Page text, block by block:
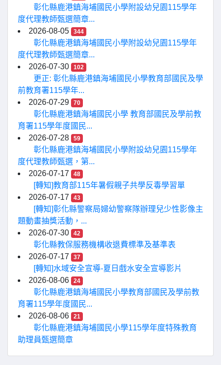
彰化縣鹿港鎮海埔國民小學附設幼兒園115學年
度代理教師甄選簡章...
2026-08-05
344
彰化縣鹿港鎮海埔國民小學附設幼兒園115學年
度代理教師甄選簡章...
2026-07-30
102
更正: 彰化縣鹿港鎮海埔國民小學教育部國民及學
前教育署115學年...
2026-07-29
70
彰化縣鹿港鎮海埔國民小學 教育部國民及學前教
育署115學年度國民...
2026-07-28
59
彰化縣鹿港鎮海埔國民小學附設幼兒園115學年
度代理教師甄選，第...
2026-07-17
48
[轉知]教育部115年暑假親子共學反毒學習單
2026-07-17
43
[轉知]彰化縣警察局婦幼警察隊辦理兒少性影像主
題動畫抽獎活動，...
2026-07-30
42
彰化縣教保服務機構收退費標準及基準表
2026-07-17
37
[轉知]水域安全宣導-夏日戲水安全宣導影片
2026-08-06
24
彰化縣鹿港鎮海埔國民小學教育部國民及學前教
育署115學年度國民...
2026-08-06
21
彰化縣鹿港鎮海埔國民小學115學年度特殊教育
助理員甄選簡章